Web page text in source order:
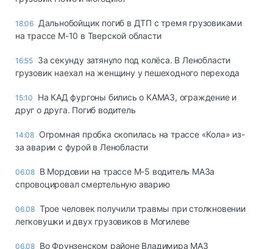
18:06 Дальнобойщик погиб в ДТП с тремя грузовиками
на трассе М-10 в Тверской области
16:55 За секунду затянуло под колёса. В Ленобласти
грузовик наехал на женщину у пешеходного перехода
15:10
На КАД фургоны бились о КАМАЗ, ограждение и
друг о друга. Погиб водитель
14:08 Огромная пробка скопилась на трассе «Кола» из-
за аварии с фурой в Ленобласти
06.08 В Мордовии на трассе М-5 водитель МАЗа
спровоцировал смертельную аварию
06.08 Трое человек получили травмы при столкновении
легковушки и двух грузовиков в Могилеве
06.08 Во Фрунзенском районе Владимира МАЗ